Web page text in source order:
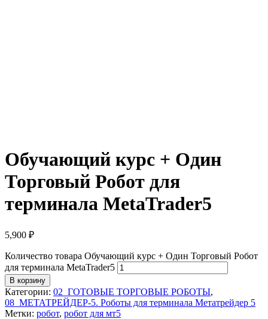
Обучающий курс + Один
Торговый Робот для
терминала MetaTrader5
5,900 ₽
Количество товара Обучающий курс + Один Торговый Робот
для терминала MetaTrader5
В корзину
Категории: 02_ГОТОВЫЕ ТОРГОВЫЕ РОБОТЫ,
08_МЕТАТРЕЙДЕР-5. Роботы для терминала Метатрейдер 5
Метки: робот, робот для мт5